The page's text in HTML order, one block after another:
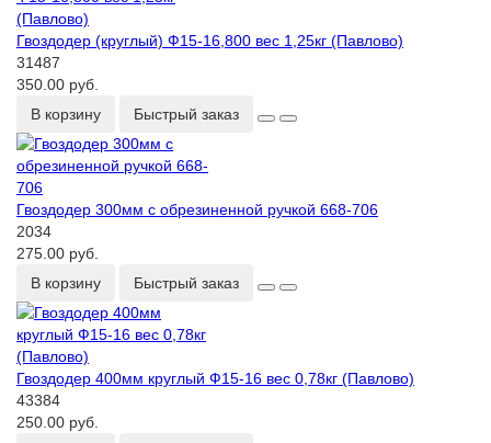
Гвоздодер (круглый) Ф15-16,800 вес 1,25кг (Павлово)
31487
350.00 руб.
В корзину
Быстрый заказ
Гвоздодер 300мм с обрезиненной ручкой 668-706
2034
275.00 руб.
В корзину
Быстрый заказ
Гвоздодер 400мм круглый Ф15-16 вес 0,78кг (Павлово)
43384
250.00 руб.